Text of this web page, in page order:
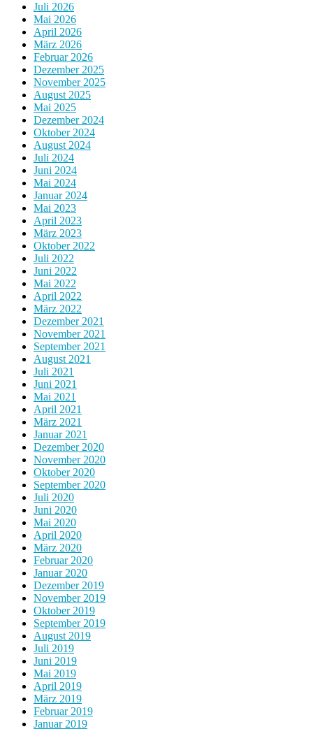
Juli 2026
Mai 2026
April 2026
März 2026
Februar 2026
Dezember 2025
November 2025
August 2025
Mai 2025
Dezember 2024
Oktober 2024
August 2024
Juli 2024
Juni 2024
Mai 2024
Januar 2024
Mai 2023
April 2023
März 2023
Oktober 2022
Juli 2022
Juni 2022
Mai 2022
April 2022
März 2022
Dezember 2021
November 2021
September 2021
August 2021
Juli 2021
Juni 2021
Mai 2021
April 2021
März 2021
Januar 2021
Dezember 2020
November 2020
Oktober 2020
September 2020
Juli 2020
Juni 2020
Mai 2020
April 2020
März 2020
Februar 2020
Januar 2020
Dezember 2019
November 2019
Oktober 2019
September 2019
August 2019
Juli 2019
Juni 2019
Mai 2019
April 2019
März 2019
Februar 2019
Januar 2019